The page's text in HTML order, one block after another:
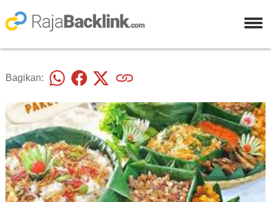
Bagikan: